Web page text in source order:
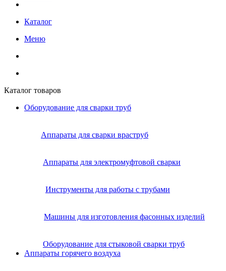
Каталог
Меню
Каталог товаров
Оборудование для сварки труб
Аппараты для сварки враструб
Аппараты для электромуфтовой сварки
Инструменты для работы с трубами
Машины для изготовления фасонных изделий
Оборудование для стыковой сварки труб
Аппараты горячего воздуха